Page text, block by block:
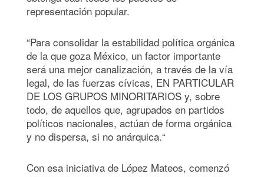
representación popular.
“Para consolidar la estabilidad política orgánica
de la que goza México, un factor importante
será una mejor canalización, a través de la vía
legal, de las fuerzas cívicas, EN PARTICULAR
DE LOS GRUPOS MINORITARIOS y, sobre
todo, de aquellos que, agrupados en partidos
políticos nacionales, actúan de forma orgánica
y no dispersa, si no anárquica.“
Con esa iniciativa de López Mateos, comenzó